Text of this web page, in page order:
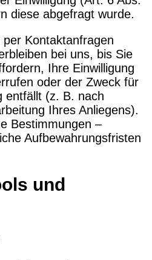
diese abgefragt wurde.
Kontaktanfragen
bei uns, bis Sie
Ihre Einwilligung
oder der Zweck für
entfällt (z. B. nach
Ihres Anliegens).
Bestimmungen –
Aufbewahrungsfristen
und